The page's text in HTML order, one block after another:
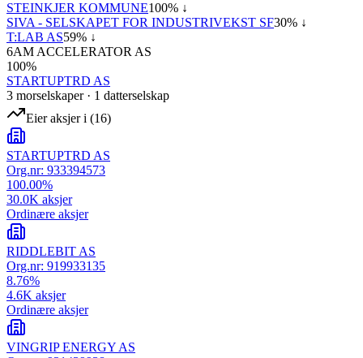
STEINKJER KOMMUNE100% ↓
SIVA - SELSKAPET FOR INDUSTRIVEKST SF30% ↓
T:LAB AS59% ↓
6AM ACCELERATOR AS
100%
STARTUPTRD AS
3 morselskaper· 1 datterselskap
Eier aksjer i (16)
STARTUPTRD AS
Org.nr: 933394573
100.00%
30.0K aksjer
Ordinære aksjer
RIDDLEBIT AS
Org.nr: 919933135
8.76%
4.6K aksjer
Ordinære aksjer
VINGRIP ENERGY AS